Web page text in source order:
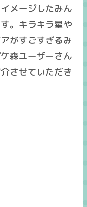
メージしたみん
。キラキラ星や
がすごすぎるみ
森ユーザーさん
させていただき